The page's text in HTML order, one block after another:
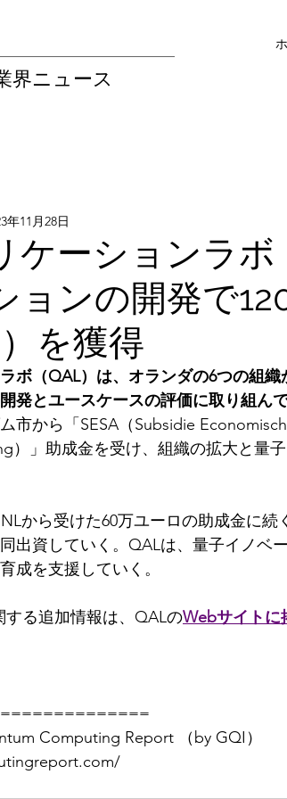
界ニュース
ケーションラボ
ョンの開発で
）を獲得
年11月28日
ボ（QAL）は、オランダの6つの組
発とユースケースの評価に取り組んで
市から「SESA（Subsidie
）」助成金を受け、組織の拡大と量
から受けた60万ユーロの助成金に
出資していく。QALは、量子イノベ
成を支援していく。
する追加情報は、QALのWebサイトに
Computing Report （by GQI）